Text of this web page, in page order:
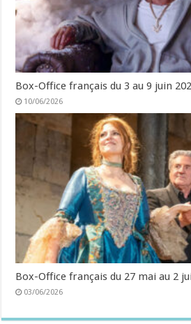
Box-Office français du 3 au 9 juin
10/06/2026
Box-Office français du 27 mai au 2
03/06/2026